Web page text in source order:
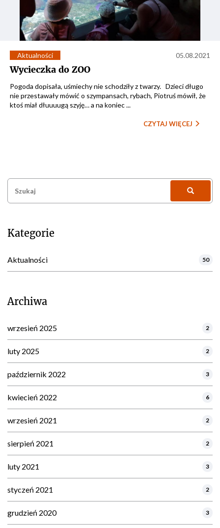
Aktualności 05.08.2021
Wycieczka do ZOO
Pogoda dopisała, uśmiechy nie schodziły z twarzy. Dzieci długo
nie przestawały mówić o szympansach, rybach, Piotruś mówił, że
ktoś miał dłuuuugą szyję… a na koniec ...
CZYTAJ WIĘCEJ
Kategorie
Aktualności 50
Archiwa
wrzesień 2025 2
luty 2025 2
październik 2022 3
kwiecień 2022 6
wrzesień 2021 2
sierpień 2021 2
luty 2021 3
styczeń 2021 2
grudzień 2020 3